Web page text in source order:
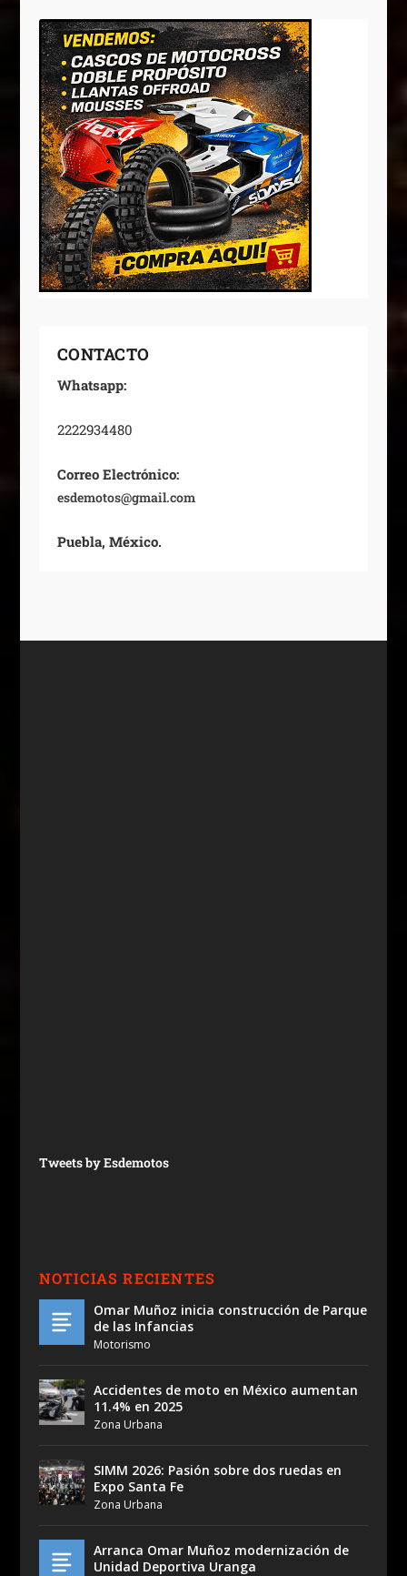
CONTACTO
Whatsapp:
2222934480
Correo Electrónico:
esdemotos@gmail.com
Puebla, México.
Tweets by Esdemotos
NOTICIAS RECIENTES
Omar Muñoz inicia construcción de Parque
de las Infancias
Motorismo
Accidentes de moto en México aumentan
11.4% en 2025
Zona Urbana
SIMM 2026: Pasión sobre dos ruedas en
Expo Santa Fe
Zona Urbana
Arranca Omar Muñoz modernización de
Unidad Deportiva Uranga